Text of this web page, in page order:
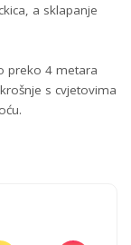
a sklapanje
preko 4 metara
s cvjetovima